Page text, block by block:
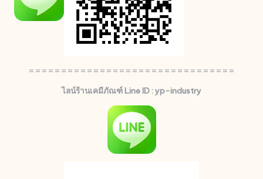
================================
ไลน์ร้านเคมีภัณฑ์ Line ID : yp-industry